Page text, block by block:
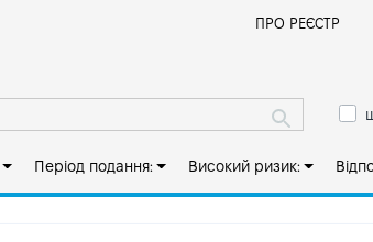
ПРО РЕЄСТР
Період подання: Високий ризик: